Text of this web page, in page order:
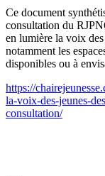
Ce document
consultation du
en lumière la voix
notamment les
disponibles ou à
https://
la-voix-des-jeunes-
consultation/